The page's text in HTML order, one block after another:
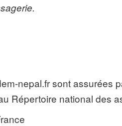
nepal.fr sont
Répertoire national des